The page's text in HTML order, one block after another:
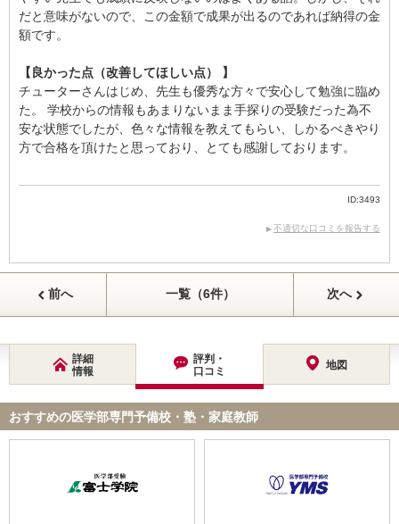
だと意味がないので、この金額で成果が出るのであれば納得の金
額です。
【良かった点（改善してほしい点） 】
チューターさんはじめ、先生も優秀な方々で安心して勉強に臨め
た。 学校からの情報もあまりないまま手探りの受験だった為不
安な状態でしたが、色々な情報を教えてもらい、しかるべきやり
方で合格を頂けたと思っており、とても感謝しております。
ID:3493
不適切な口コミを報告する
前へ 一覧（6件） 次へ
詳細
情報
評判・
口コミ
地図
おすすめの医学部専門予備校・塾・家庭教師